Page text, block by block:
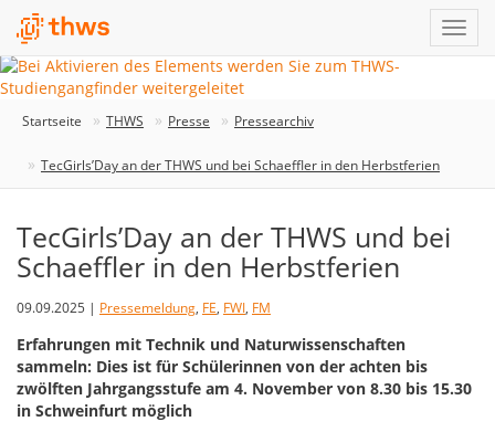
Startseite THWS Presse Pressearchiv
TecGirls’Day an der THWS und bei Schaeffler in den Herbstferien
TecGirls’Day an der THWS und bei
Schaeffler in den Herbstferien
09.09.2025 | Pressemeldung, FE, FWI, FM
Erfahrungen mit Technik und Naturwissenschaften
sammeln: Dies ist für Schülerinnen von der achten bis
zwölften Jahrgangsstufe am 4. November von 8.30 bis 15.30
in Schweinfurt möglich